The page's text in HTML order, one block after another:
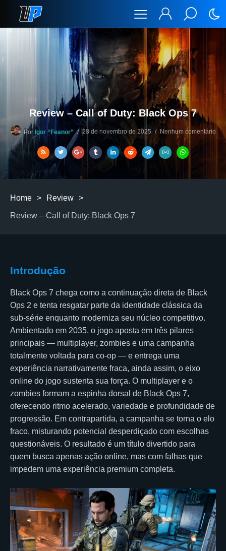
Review – Call of Duty: Black Ops 7
Por Igor “Feanor” 28 de novembro de 2025 Nenhum comentário
Home > Review >
Review – Call of Duty: Black Ops 7
Introdução
Black Ops 7 chega como a continuação direta de Black
Ops 2 e tenta resgatar parte da identidade clássica da
sub-série enquanto moderniza seu núcleo competitivo.
Ambientado em 2035, o jogo aposta em três pilares
principais — multiplayer, zombies e uma campanha
totalmente voltada para co-op — e entrega uma
experiência narrativamente fraca, ainda assim, o eixo
online do jogo sustenta sua força. O multiplayer e o
zombies formam a espinha dorsal de Black Ops 7,
oferecendo ritmo acelerado, variedade e profundidade de
progressão. Em contrapartida, a campanha se torna o elo
fraco, misturando potencial desperdiçado com escolhas
questionáveis. O resultado é um título divertido para
quem busca apenas ação online, mas com falhas que
impedem uma experiência premium completa.